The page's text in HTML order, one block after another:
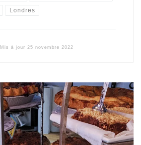
Londres
Mis à jour 25 novembre 2022